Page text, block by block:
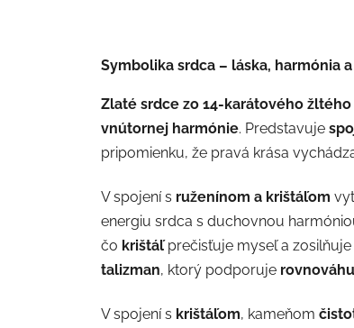
Symbolika srdca – láska, harmónia
Zlaté srdce zo 14-karátového
vnútornej harmónie. Predstavuje
pripomienku, že pravá krása
V spojení s ruženínom a krištáľom
energiu srdca s duchovnou
čo krištáľprečisťuje myseľ a
talizman, ktorý podporuje
V spojení s krištáľom, kameňom